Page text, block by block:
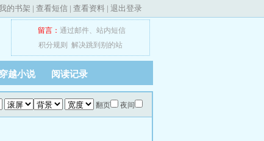
的书架 | 查看短信 | 查看资料 | 退出登录
留言： 通过邮件、 站内短信
积分规则
解决跳到别的站
穿越小说 阅读记录
翻页 夜间